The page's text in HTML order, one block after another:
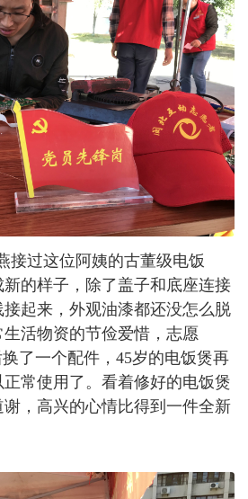
接过这位阿姨的古董级电饭
的样子，除了盖子和底座连接
起来，外观油漆都还没怎么脱
活物资的节俭爱惜，志愿
了一个配件，45岁的电饭煲再
常使用了。看着修好的电饭煲
，高兴的心情比得到一件全新